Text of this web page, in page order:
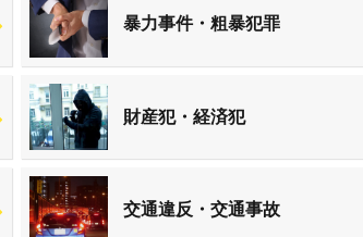
暴力事件・粗暴犯罪
財産犯・経済犯
交通違反・交通事故